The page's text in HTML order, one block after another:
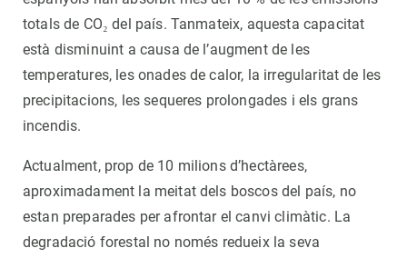
totals de CO₂ del país. Tanmateix, aquesta capacitat
està disminuint a causa de l’augment de les
temperatures, les onades de calor, la irregularitat de les
precipitacions, les sequeres prolongades i els grans
incendis.
Actualment, prop de 10 milions d’hectàrees,
aproximadament la meitat dels boscos del país, no
estan preparades per afrontar el canvi climàtic. La
degradació forestal no només redueix la seva